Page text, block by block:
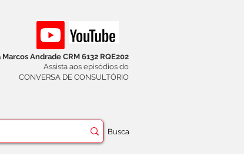
Andrade CRM 6132 RQE202
Assista aos episódios do
CONVERSA DE CONSULTÓRIO
Busca